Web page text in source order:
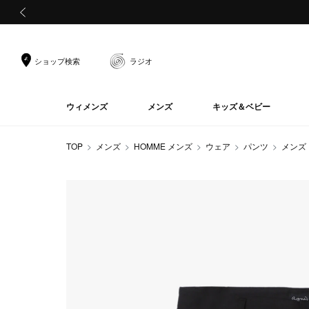
ショップ検索 ラジオ
ウィメンズ メンズ キッズ＆ベビー
TOP メンズ HOMME メンズ ウェア パンツ メン